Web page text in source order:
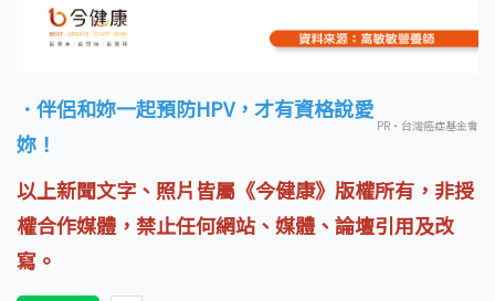
．伴侶和妳一起預防HPV，才有資格說愛
妳！
PR・台灣癌症基金會
以上新聞文字、照片皆屬《今健康》版權所有，非授
權合作媒體，禁止任何網站、媒體、論壇引用及改
寫。